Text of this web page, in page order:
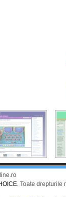
. Toate drepturile